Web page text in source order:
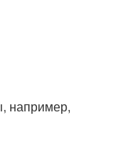
например,